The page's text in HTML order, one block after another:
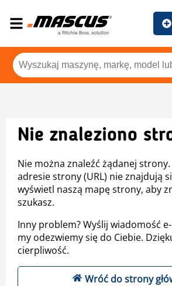
Nie znaleziono
Nie można znaleźć żądanej
adresie strony (URL) nie znajdują
wyświetl naszą mapę strony, aby
szukasz.
Inny problem? Wyślij wiadomość
my odezwiemy się do Ciebie.
cierpliwość.
Wróć do strony